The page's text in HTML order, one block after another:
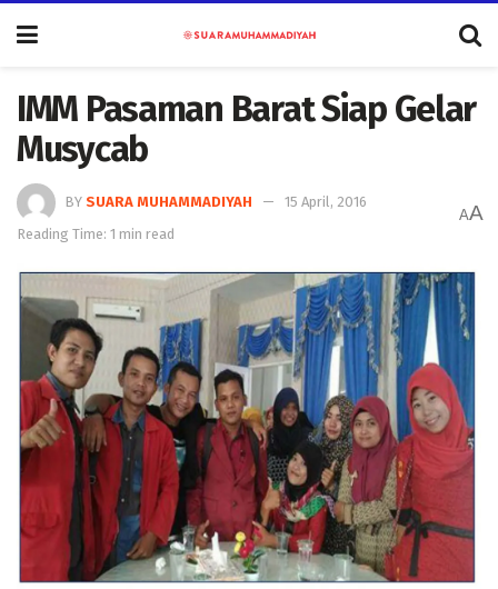
IMM Pasaman Barat Siap Gelar
Musycab
BY SUARA MUHAMMADIYAH
15 April, 2016
Reading Time: 1 min read
AA